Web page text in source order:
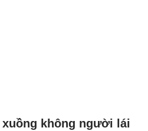
xuồng không người lái